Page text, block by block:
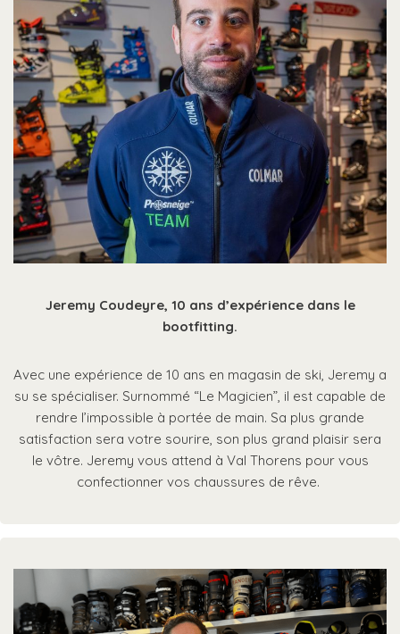
Jeremy Coudeyre, 10 ans d’expérience dans le
bootfitting.
Avec une expérience de 10 ans en magasin de ski, Jeremy a
su se spécialiser. Surnommé “Le Magicien”, il est capable de
rendre l’impossible à portée de main. Sa plus grande
satisfaction sera votre sourire, son plus grand plaisir sera
le vôtre. Jeremy vous attend à Val Thorens pour vous
confectionner vos chaussures de rêve.